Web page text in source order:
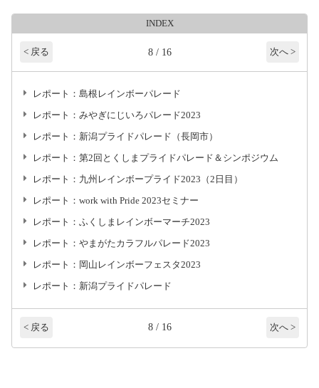
INDEX
< 戻る 8 / 16 次へ >
レポート：島根レインボーパレード
レポート：みやぎにじいろパレード2023
レポート：新潟プライドパレード（長岡市）
レポート：第2回とくしまプライドパレード＆シンポジウム
レポート：九州レインボープライド2023（2日目）
レポート：work with Pride 2023セミナー
レポート：ふくしまレインボーマーチ2023
レポート：やまがたカラフルパレード2023
レポート：岡山レインボーフェスタ2023
レポート：新潟プライドパレード
< 戻る 8 / 16 次へ >